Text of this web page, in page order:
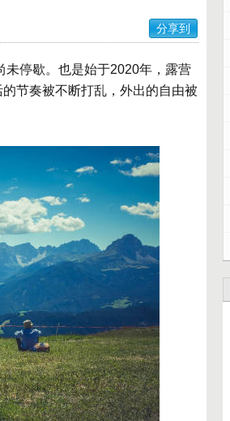
分享到
未停歇。也是始于2020年，露营
节奏被不断打乱，外出的自由被